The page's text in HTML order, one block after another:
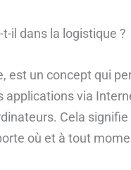
il dans la logistique ?
est un concept qui
applications via
Cela
où et à tout